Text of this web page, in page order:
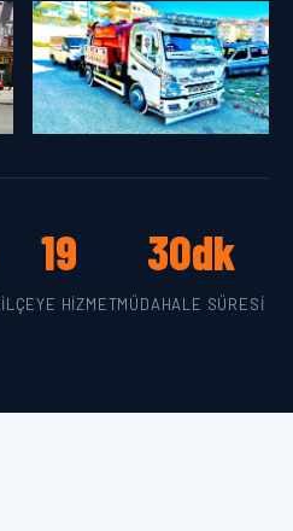
19
İLÇEYE HIZMET
30dk
MÜDAHALE SÜRESI